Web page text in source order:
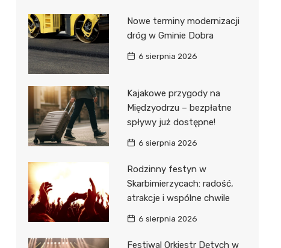
Nowe terminy modernizacji
dróg w Gminie Dobra
6 sierpnia 2026
Kajakowe przygody na
Międzyodrzu – bezpłatne
spływy już dostępne!
6 sierpnia 2026
Rodzinny festyn w
Skarbimierzycach: radość,
atrakcje i wspólne chwile
6 sierpnia 2026
Festiwal Orkiestr Dętych w